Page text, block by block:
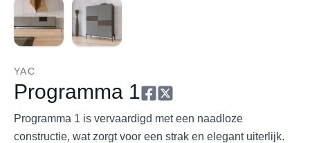
YAC
Programma 1
Programma 1 is vervaardigd met een naadloze
constructie, wat zorgt voor een strak en elegant uiterlijk.